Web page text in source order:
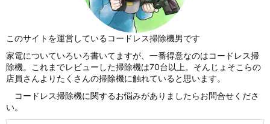
このサイトを運営しているコードレス掃除機男です
家電についていろいろ書いてますが、一番得意なのはコードレス掃
除機。これまでレビューした掃除機は70台以上。そんじょそこらの
店員さんよりたくさんの掃除機に触れていると思います。
コードレス掃除機に関するお悩みがありましたらお問合せくださ
い。